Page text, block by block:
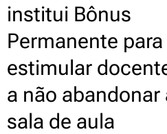
institui Bônus
Permanente para
estimular
a não abandonar
sala de aula